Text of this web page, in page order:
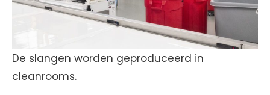
De slangen worden geproduceerd in
cleanrooms.